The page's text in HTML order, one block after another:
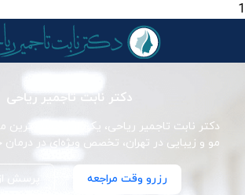
1
دکتر نابت تاجمیر ریاحی
دکتر نابت تاجمیر ریاحی، یکی از
مو و زیبایی در تهران، تخصص ویژه‌ای در
رزرو وقت مراجعه پرسش